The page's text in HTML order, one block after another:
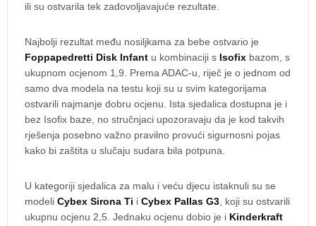
ili su ostvarila tek zadovoljavajuće rezultate.
Najbolji rezultat među nosiljkama za bebe ostvario je
Foppapedretti Disk Infant u kombinaciji s Isofix bazom, s
ukupnom ocjenom 1,9. Prema ADAC-u, riječ je o jednom od
samo dva modela na testu koji su u svim kategorijama
ostvarili najmanje dobru ocjenu. Ista sjedalica dostupna je i
bez Isofix baze, no stručnjaci upozoravaju da je kod takvih
rješenja posebno važno pravilno provući sigurnosni pojas
kako bi zaštita u slučaju sudara bila potpuna.
U kategoriji sjedalica za malu i veću djecu istaknuli su se
modeli Cybex Sirona Ti i Cybex Pallas G3 , koji su ostvarili
ukupnu ocjenu 2,5. Jednaku ocjenu dobio je i Kinderkraft